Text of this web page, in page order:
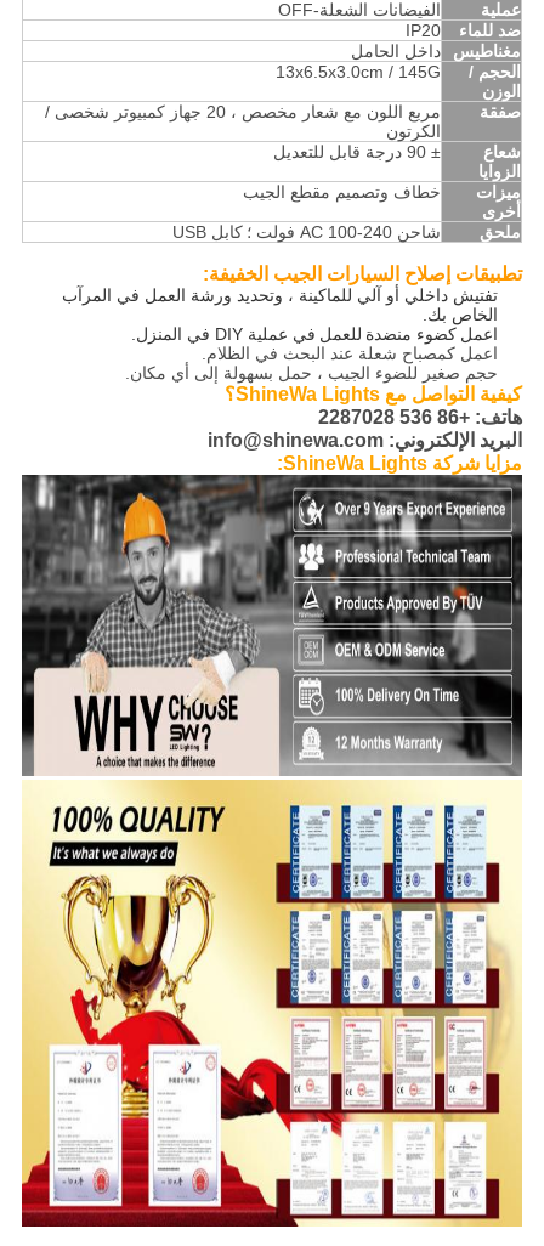
عملية
الفيضانات الشعلة-OFF
ضد للماء
IP20
مغناطيس
داخل الحامل
الحجم /
الوزن
13x6.5x3.0cm / 145G
صفقة
مربع اللون مع شعار مخصص ، 20 جهاز كمبيوتر شخصى /
الكرتون
شعاع
الزوايا
± 90 درجة قابل للتعديل
ميزات
أخرى
خطاف وتصميم مقطع الجيب
ملحق شاحن AC 100-240 فولت ؛ كابل USB
تطبيقات إصلاح السيارات الجيب الخفيفة:
تفتيش داخلي أو آلي للماكينة ، وتحديد ورشة العمل في المرآب
الخاص بك.
اعمل كضوء منضدة للعمل في عملية DIY في المنزل.
اعمل كمصباح شعلة عند البحث في الظلام.
حجم صغير للضوء الجيب ، حمل بسهولة إلى أي مكان.
كيفية التواصل مع ShineWa Lights؟
هاتف: +86 536 2287028
البريد الإلكتروني: info@shinewa.com
مزايا شركة ShineWa Lights: